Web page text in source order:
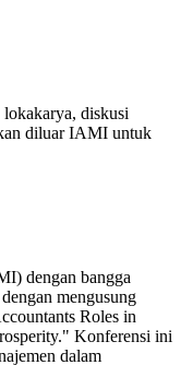
lokakarya, diskusi
diluar IAMI untuk
dengan bangga
mengusung
Roles in
Konferensi ini
dalam